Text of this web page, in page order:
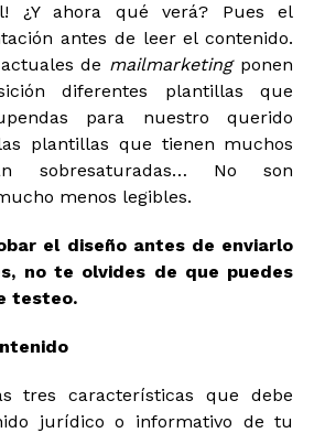
l
P
r
o
e
c
c
i
¿Y ahora qué verá? Pues el
antes de leer el contenido.
de mailmarketingponen
diferentes plantillas que
para nuestro querido
plantillas que tienen muchos
sobresaturadas… No son
menos legibles.
el diseño antes de enviarlo
no te olvides de que puedes
testeo.
tres características que debe
jurídico o informativo de tu